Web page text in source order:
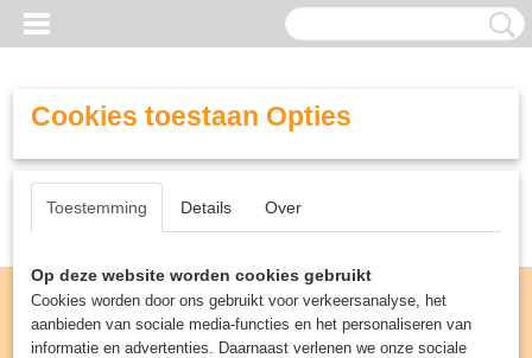
Cookies toestaan Opties
Toestemming Details Over
Op deze website worden cookies gebruikt
Cookies worden door ons gebruikt voor verkeersanalyse, het
aanbieden van sociale media-functies en het personaliseren van
informatie en advertenties. Daarnaast verlenen we onze sociale